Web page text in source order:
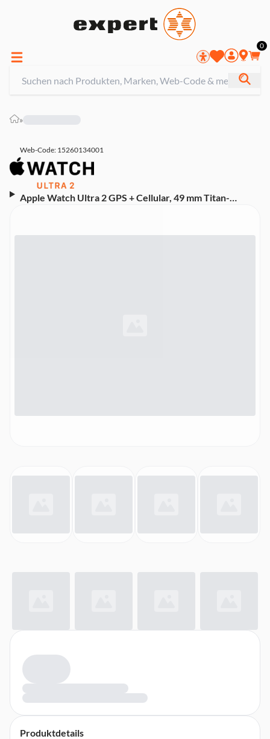
0
»
Web-Code: 15260134001
Apple Watch Ultra 2 GPS + Cellular, 49 mm Titan­
Produktdetails